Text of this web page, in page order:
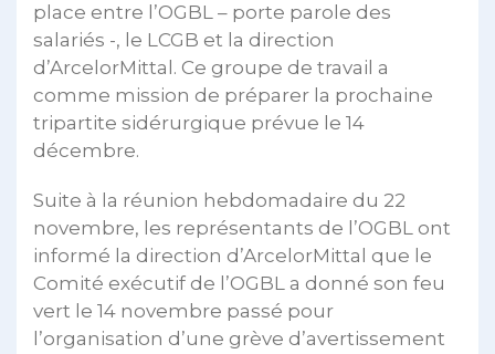
place entre l’OGBL – porte parole des
salariés -, le LCGB et la direction
d’ArcelorMittal. Ce groupe de travail a
comme mission de préparer la prochaine
tripartite sidérurgique prévue le 14
décembre.
Suite à la réunion hebdomadaire du 22
novembre, les représentants de l’OGBL ont
informé la direction d’ArcelorMittal que le
Comité exécutif de l’OGBL a donné son feu
vert le 14 novembre passé pour
l’organisation d’une grève d’avertissement